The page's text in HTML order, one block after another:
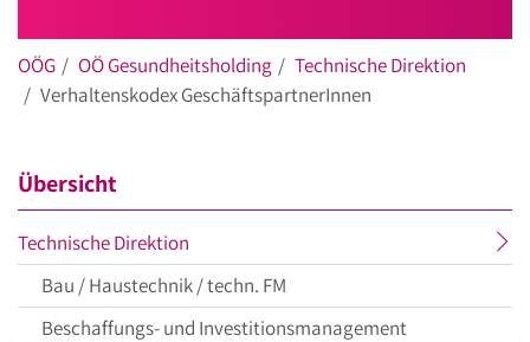
OÖG OÖ Gesundheitsholding
Technische Direktion
Verhaltenskodex GeschäftspartnerInnen
Übersicht
Technische Direktion
Menüpunkt
Bau / Haustechnik / techn. FM
Beschaffungs- und Investitionsmanagement